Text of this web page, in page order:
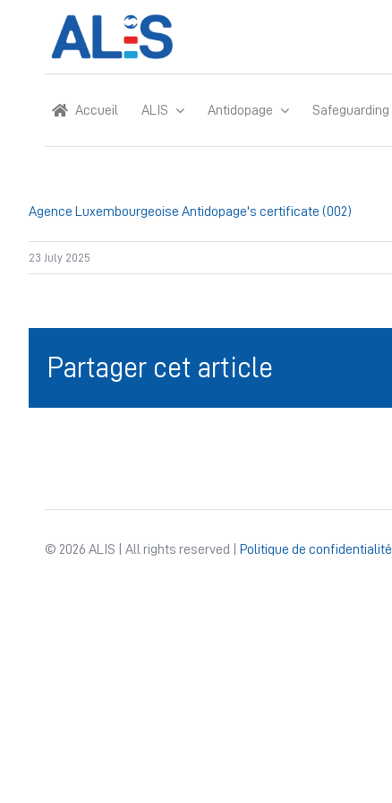
Accueil ALIS Antidopage Safeguarding
Agence Luxembourgeoise Antidopage's certificate (002)
23 July 2025
Partager cet article
© 2026 ALIS | All rights reserved | Politique de confidentialité